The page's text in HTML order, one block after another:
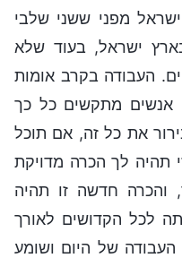
מפני ששני שלבי
ישראל, בעוד שלא
העבודה בקרב אומות
אנשים מתקשים כל כך
את כל זה, אם תוכל
תהיה לך הכרה מדויקת
חדשה זו תהיה
לכל הקדושים לאורך
של היום ושומע